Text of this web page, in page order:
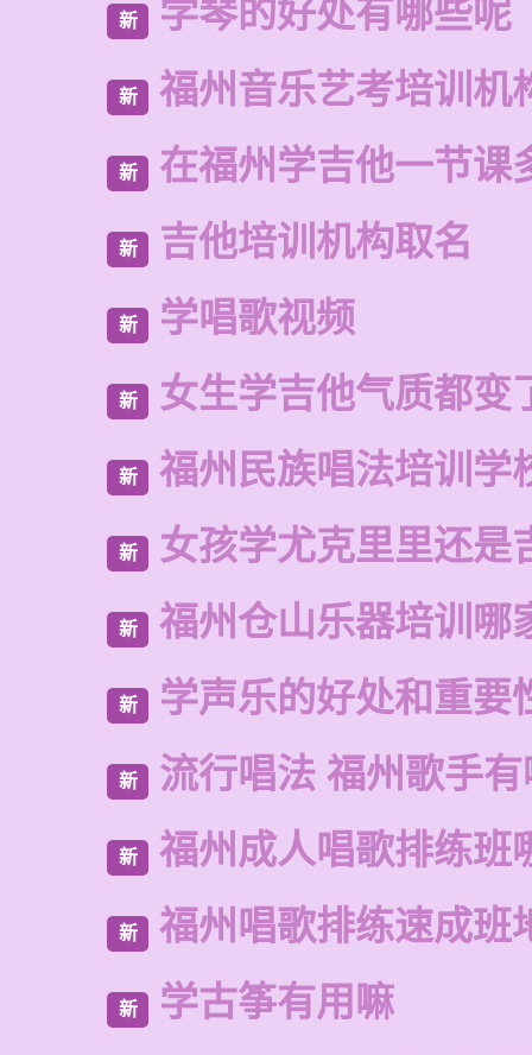
新 学琴的好处有哪些呢
新 福州音乐艺考培训机
新 在福州学吉他一节课
新 吉他培训机构取名
新 学唱歌视频
新 女生学吉他气质都变
新 福州民族唱法培训学
新 女孩学尤克里里还是
新 福州仓山乐器培训哪
新 学声乐的好处和重要
新 流行唱法 福州歌手
新 福州成人唱歌排练班
新 福州唱歌排练速成班
新 学古筝有用嘛